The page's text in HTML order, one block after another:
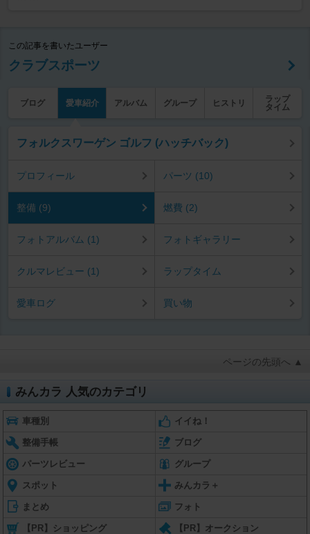
この記事を書いたユーザー
クラブスポーツ
ブログ 愛車紹介 アルバム グループ ヒストリ
ラップ
タイム
フォルクスワーゲン ゴルフ (ハッチバック)
プロフィール パーツ (10)
整備 (9) 燃費 (2)
フォトアルバム (1) フォトギャラリー
クルマレビュー (1) ラップタイム
愛車ログ 買い物
ページの先頭へ ▲
みんカラ 人気のカテゴリ
車種別 イイね！
整備手帳 ブログ
パーツレビュー グループ
スポット みんカラ＋
まとめ フォト
【PR】ショッピング 【PR】オークション